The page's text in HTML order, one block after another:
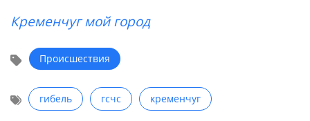
Кременчуг мой город
Происшествия
гибель гсчс кременчуг